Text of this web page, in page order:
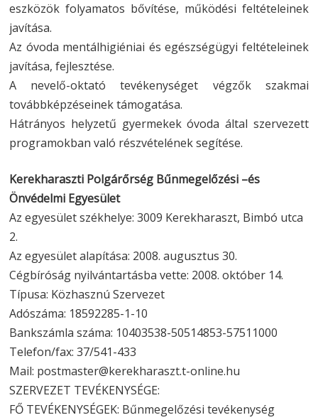
eszközök folyamatos bővítése, működési feltételeinek
javítása.
Az óvoda mentálhigiéniai és egészségügyi feltételeinek
javítása, fejlesztése.
A nevelő-oktató tevékenységet végzők szakmai
továbbképzéseinek támogatása.
Hátrányos helyzetű gyermekek óvoda által szervezett
programokban való részvételének segítése.
Kerekharaszti Polgárőrség Bűnmegelőzési –és
Önvédelmi Egyesület
Az egyesület székhelye: 3009 Kerekharaszt, Bimbó utca
2.
Az egyesület alapítása: 2008. augusztus 30.
Cégbíróság nyilvántartásba vette: 2008. október 14.
Típusa: Közhasznú Szervezet
Adószáma: 18592285-1-10
Bankszámla száma: 10403538-50514853-57511000
Telefon/fax: 37/541-433
Mail: postmaster@kerekharaszt.t-online.hu
SZERVEZET TEVÉKENYSÉGE:
FŐ TEVÉKENYSÉGEK: Bűnmegelőzési tevékenység